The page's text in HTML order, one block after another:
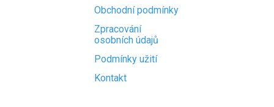
Obchodní podmínky
Zpracování
osobních údajů
Podmínky užití
Kontakt